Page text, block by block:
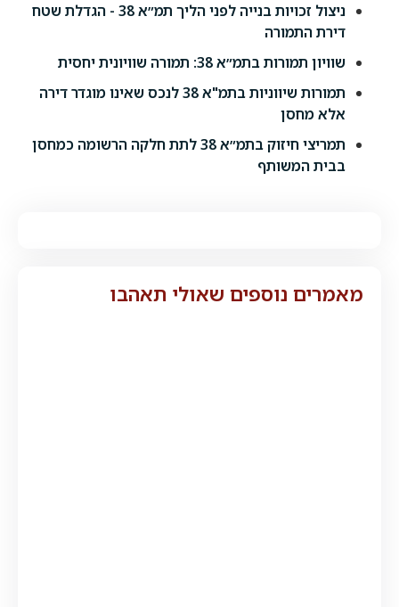
מאמרים נוספים שאולי תאהבו
ניצול זכויות בנייה לפני הליך תמ״א 38 - הגדלת שטח
דירת התמורה
שוויון תמורות בתמ״א 38: תמורה שוויונית יחסית
תמורות שיווניות בתמ"א 38 לנכס שאינו מוגדר דירה
אלא מחסן
תמריצי חיזוק בתמ״א 38 לתת חלקה הרשומה כמחסן
בבית המשותף